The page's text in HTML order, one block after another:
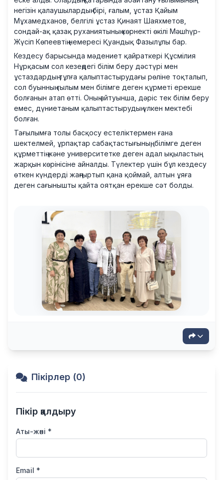
негізін қалаушылардың бірі, ғалым, ұстаз Қайым
Мұхамедханов, белгілі ұстаз Қинаят Шаяхметов,
сондай-ақ қазақ руханиятының көрнекті өкілі Мәшһүр-
Жүсіп Көпеевтің немересі Қуандық Фазылұлы бар.
Кездесу барысында мәдениет қайраткері Құсмілия
Нұрқасым сол кезеңдегі білім беру дәстүрі мен
ұстаздардың тұлға қалыптастырудағы рөліне тоқталып,
сол буынның ғылым мен білімге деген құрметі ерекше
болғанын атап өтті. Оның айтуынша, дәріс тек білім беру
емес, дүниетаным қалыптастырудың үлкен мектебі
болған.
Тағылымға толы басқосу естеліктермен ғана
шектелмей, ұрпақтар сабақтастығының, білімге деген
құрметтің және университетке деген адал ықыластың
жарқын көрінісіне айналды. Түлектер үшін бұл кездесу
өткен күндерді жаңғыртып қана қоймай, алтын ұяға
деген сағынышты қайта оятқан ерекше сәт болды.
Пікірлер (0)
Пікір қалдыру
Аты-жөні *
Email *